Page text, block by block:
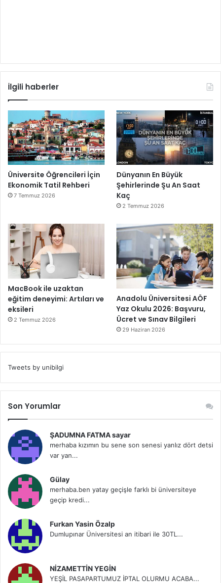
İlgili haberler
Üniversite Öğrencileri İçin
Ekonomik Tatil Rehberi
7 Temmuz 2026
Dünyanın En Büyük
Şehirlerinde Şu An Saat
Kaç
2 Temmuz 2026
MacBook ile uzaktan
eğitim deneyimi: Artıları ve
eksileri
2 Temmuz 2026
Anadolu Üniversitesi AÖF
Yaz Okulu 2026: Başvuru,
Ücret ve Sınav Bilgileri
29 Haziran 2026
Tweets by unibilgi
Son Yorumlar
ŞADUMNA FATMA sayar
merhaba kızımın bu sene son senesi yanlız dört detsi
var yan...
Gülay
merhaba.ben yatay geçişle farklı bi üniversiteye
geçip kredi...
Furkan Yasin Özalp
Dumlupınar Üniversitesi an itibari ile 30TL...
NİZAMETTİN YEGİN
YEŞİL PASAPARTUMUZ İPTAL OLURMU ACABA...